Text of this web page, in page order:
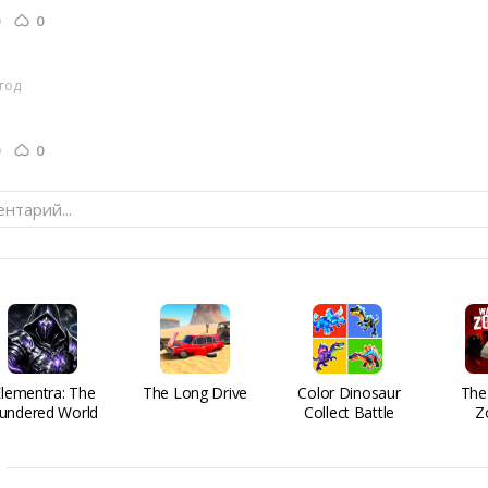
0
0
The
World
The Long Drive
Color Dinosaur
Collect Battle